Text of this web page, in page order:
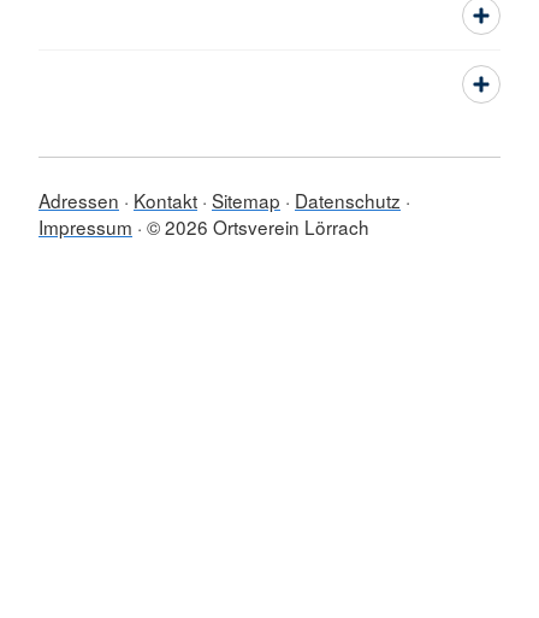
Adressen Kontakt Sitemap
Datenschutz
Impressum © 2026 Ortsverein Lörrach